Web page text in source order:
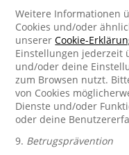
Weitere Informationen
Cookies und/oder
unsererCookie-
Einstellungen jederzeit
und/oder deine
zum Browsen nutzt.
von Cookies
Dienste und/oder
oder deine
9. Betrugsprävention